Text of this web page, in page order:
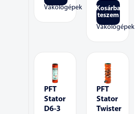
Vakológépek
Kosárba
teszem
Vakológépek
PFT
Stator
D6-3
PFT
Stator
Twister